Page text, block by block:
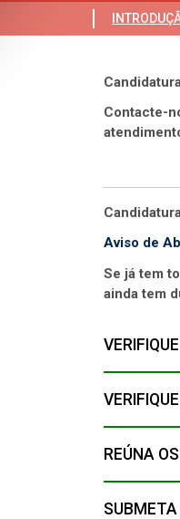
Contacte-
Aviso de
Se já tem
ainda tem
REÚNA